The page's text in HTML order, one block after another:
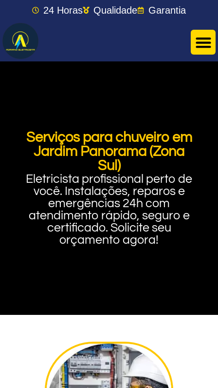
24 Horas Qualidade Garantia
Serviços para chuveiro em
Jardim Panorama (Zona
Sul)
Eletricista profissional perto de
você. Instalações, reparos e
emergências 24h com
atendimento rápido, seguro e
certificado. Solicite seu
orçamento agora!